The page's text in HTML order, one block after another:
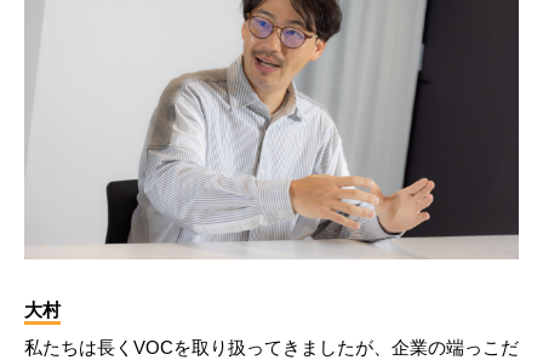
大村
私たちは長くVOCを取り扱ってきましたが、企業の端っこだ